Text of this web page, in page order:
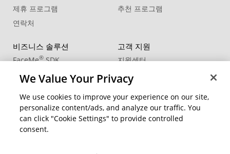
제휴 프로그램
연락처
추천 프로그램
비즈니스 솔루션
FaceMe®SDK
고객 지원
지원센터
학습 센터
커뮤니티
지역 변경
We Value Your Privacy
We use cookies to improve your experience on our site,
personalize content/ads, and analyze our traffic. You
can click "Cookie Settings" to provide controlled
consent.